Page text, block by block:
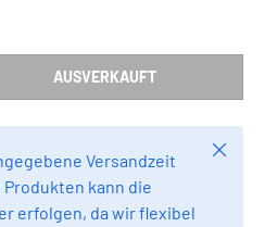
AUSVERKAUFT
Versandzeit
kann die
erfolgen, da wir flexibel